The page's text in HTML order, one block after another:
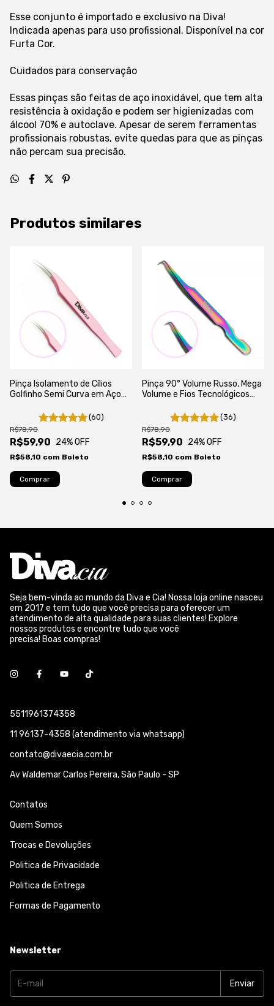
Esse conjunto é importado e exclusivo na Diva!
Indicada apenas para uso profissional. Disponível na cor
Furta Cor.
Cuidados para conservação
Essas pinças são feitas de aço inoxidável, que tem alta
resistência à oxidação e podem ser higienizadas com
álcool 70% e autoclave. Apesar de serem ferramentas
profissionais robustas, evite quedas para que as pinças
não percam sua precisão.
Produtos similares
Pinça Isolamento de Cílios
Golfinho Semi Curva em Aço
(60)
R$59,90
R$78,90
24% OFF
R$58,10 com Boleto
Pinça 90° Volume Russo, Mega
Volume e Fios Tecnológicos
(36)
R$59,90
R$78,90
24% OFF
R$58,10 com Boleto
Seja bem-vinda ao mundo da Diva e Cia! Nossa loja online nasceu
em 2017 e tem tudo que você precisa para oferecer um
atendimento de alta qualidade para suas clientes! Explore
nossos produtos e encontre tudo que você
precisa! Boas compras!
5511961374358
11 96137-4358 (atendimento via whatsapp)
contato@divaecia.com.br
Av Waldemar Carlos Pereira, São Paulo - SP
Contatos
Quem Somos
Trocas e Devoluções
Politica de Privacidade
Politica de Entrega
Formas de Pagamento
Newsletter